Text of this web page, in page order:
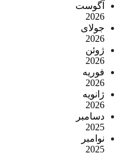
آگوست
2026
جولای
2026
ژوئن
2026
فوریه
2026
ژانویه
2026
دسامبر
2025
نوامبر
2025